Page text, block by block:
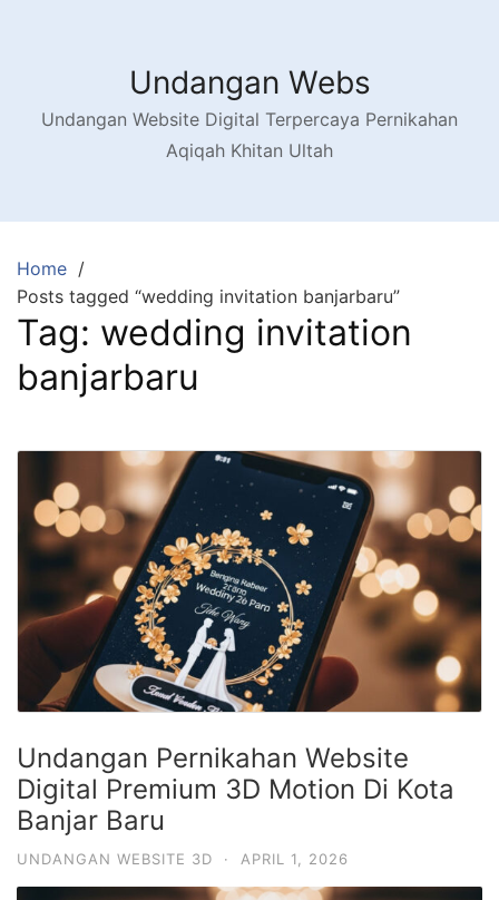
Undangan Webs
Undangan Website Digital Terpercaya Pernikahan
Aqiqah Khitan Ultah
Home
Posts tagged “wedding invitation banjarbaru”
Tag: wedding invitation
banjarbaru
Undangan Pernikahan Website
Digital Premium 3D Motion Di Kota
Banjar Baru
UNDANGAN WEBSITE 3D · APRIL 1, 2026